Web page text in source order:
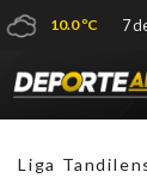
10.0 ºC 7
Liga